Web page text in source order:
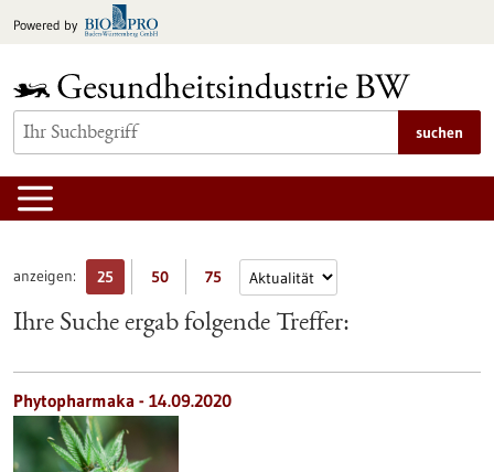
Inhalt
Powered by
suchen
anzeigen: 25 50 75
Ihre Suche ergab folgende Treffer:
Phytopharmaka - 14.09.2020